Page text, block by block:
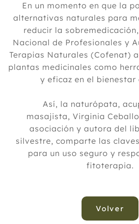
En un momento en que la
alternativas naturales para
reducir la
Nacional de Profesionales y
Terapias Naturales (Cofenat)
plantas medicinales como
y eficaz en el bienestar
Así, la naturópata,
masajista, Virginia
asociación y autora del
silvestre, comparte las
para un uso seguro y
fitoterapia.
Volver